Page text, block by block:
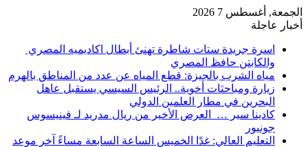
الجمعة, أغسطس 7 2026
أخبار عاجلة
اسرة جريدة ستات شاطرة تهنئ أبطال اكاديميه المصري
والكابتن حافظ المصري
مياه الشرب بالجيزة: قطع المياه عن عدد من المناطق بالهرم
زيارة ومباحثات أخوية.. الرئيس السيسي يستقبل عاهل
البحرين في مطار العلمين الدولي
كادينا سير … العرض الأخير من ريال مدريد لـ فينيسوس
جونيور
التعليم العالي: غدًا الخميس الساعة السابعة مساءً آخر موعد